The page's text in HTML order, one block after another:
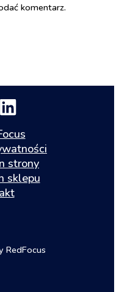
komentarz.
strony
sklepu